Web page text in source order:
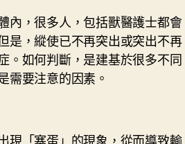
內，很多人，包括獸醫護士都會
是，縱使已不再突出或突出不再
。如何判斷，是建基於很多不同
需要注意的因素。
現「塞蛋」的現象，從而導致輸